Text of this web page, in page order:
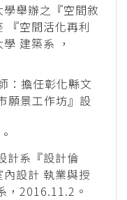
舉辦之『空間敘
『空間活化再利
建築系 ，
：擔任彰化縣文
願景工作坊』設
計系『設計倫
設計 執業與授
，2016.11.2。